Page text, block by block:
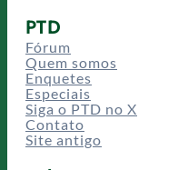
PTD
Fórum
Quem somos
Enquetes
Especiais
Siga o PTD no X
Contato
Site antigo